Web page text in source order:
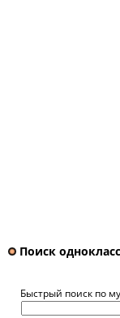
Поиск
Быстрый поиск по